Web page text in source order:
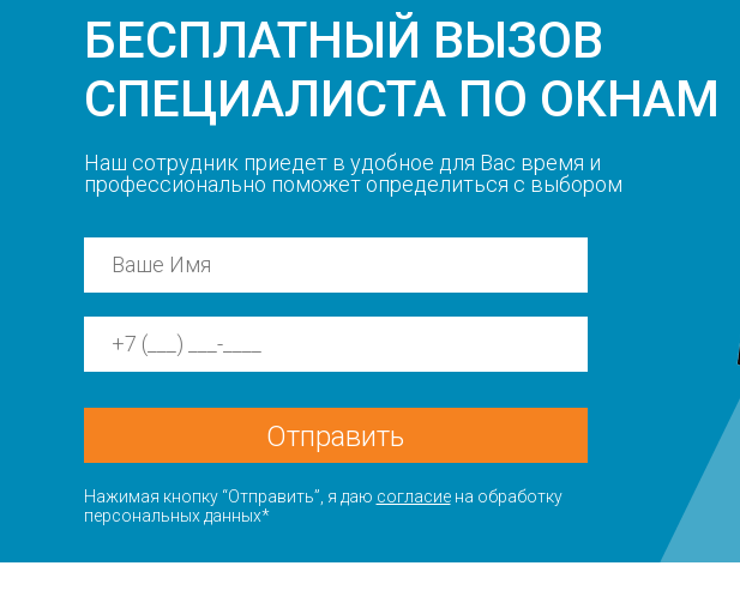
БЕСПЛАТНЫЙ ВЫЗОВ
СПЕЦИАЛИСТА ПО ОКНАМ
Наш сотрудник приедет в удобное для Вас время и
профессионально поможет определиться с выбором
Отправить
Нажимая кнопку “Отправить”, я даю согласиена обработку
персональных данных*